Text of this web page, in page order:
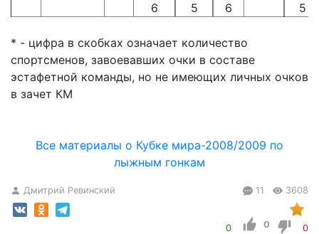
6
5 6 5
* - цифра в скобках означает количество
спортсменов, завоевавших очки в составе
эстафетной команды, но не имеющих личных очков
в зачет КМ
Все материалы о Кубке мира-2008/2009 по
лыжным гонкам
Дмитрий Ревинский 11 3608
0 0 0